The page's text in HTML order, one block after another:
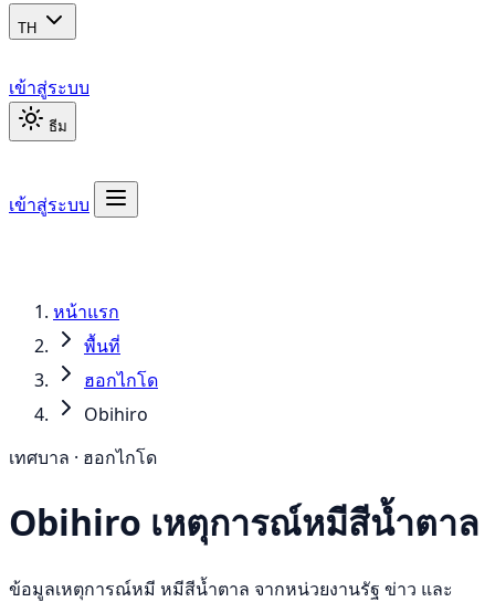
TH
เข้าสู่ระบบ
ธีม
เข้าสู่ระบบ
หน้าแรก
พื้นที่
ฮอกไกโด
Obihiro
เทศบาล · ฮอกไกโด
Obihiro เหตุการณ์หมีสีน้ำตาล
ข้อมูลเหตุการณ์หมี หมีสีน้ำตาล จากหน่วยงานรัฐ ข่าว และ